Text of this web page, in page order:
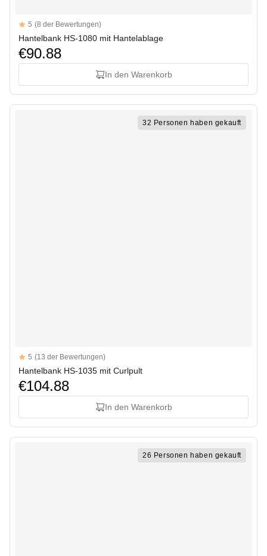
Reviews
5 out of 5 stars
5 (8 der Bewertungen)
Hantelbank HS-1080 mit Hantelablage
€90.88
In den Warenkorb
32 Personen haben gekauft
Reviews
5 out of 5 stars
5 (13 der Bewertungen)
Hantelbank HS-1035 mit Curlpult
€104.88
In den Warenkorb
26 Personen haben gekauft